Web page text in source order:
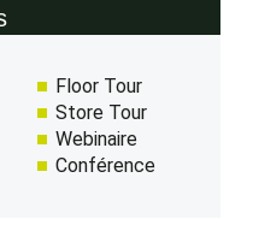
Floor Tour
Store Tour
Webinaire
Conférence